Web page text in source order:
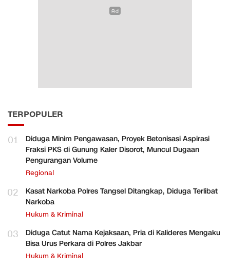
TERPOPULER
01
Diduga Minim Pengawasan, Proyek Betonisasi Aspirasi
Fraksi PKS di Gunung Kaler Disorot, Muncul Dugaan
Pengurangan Volume
Regional
02
Kasat Narkoba Polres Tangsel Ditangkap, Diduga Terlibat
Narkoba
Hukum & Kriminal
03
Diduga Catut Nama Kejaksaan, Pria di Kalideres Mengaku
Bisa Urus Perkara di Polres Jakbar
Hukum & Kriminal